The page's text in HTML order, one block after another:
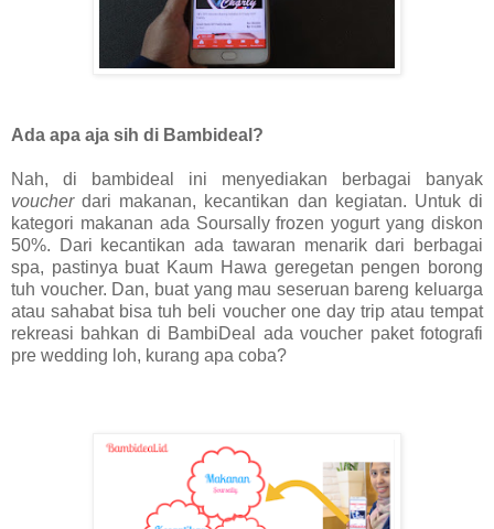
Ada apa aja sih di Bambideal?
Nah, di bambideal ini menyediakan berbagai banyak
voucherdari makanan, kecantikan dan kegiatan. Untuk di
kategori makanan ada Soursally frozen yogurt yang diskon
50%. Dari kecantikan ada tawaran menarik dari berbagai
spa, pastinya buat Kaum Hawa geregetan pengen borong
tuh voucher. Dan, buat yang mau seseruan bareng keluarga
atau sahabat bisa tuh beli voucher one day trip atau tempat
rekreasi bahkan di BambiDeal ada voucher paket fotografi
pre wedding loh, kurang apa coba?